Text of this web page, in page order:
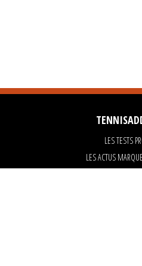
LES TESTS
LES ACTUS